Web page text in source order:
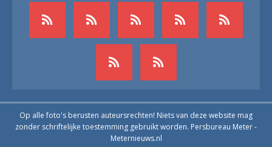
Op alle foto's berusten auteursrechten! Niets van deze website mag
zonder schriftelijke toestemming gebruikt worden. Persbureau Meter -
Meternieuws.nl